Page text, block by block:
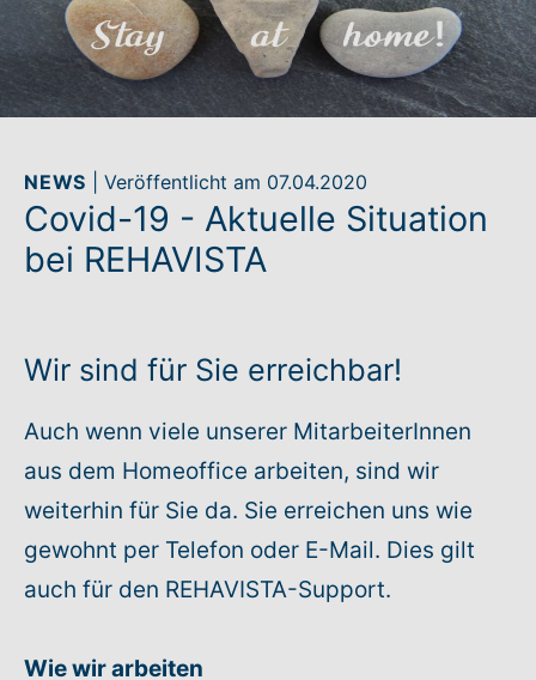
UK Infothek
Produkte
Rundum-Service
Aktuelles
Hilfe + Kontakt
Newsletter
Anmelden
NEWS | Veröffentlicht am 07.04.2020
Covid-19 - Aktuelle Situation
bei REHAVISTA
Wir sind für Sie erreichbar!
Auch wenn viele unserer MitarbeiterInnen
aus dem Homeoffice arbeiten, sind wir
weiterhin für Sie da. Sie erreichen uns wie
gewohnt per Telefon oder E-Mail. Dies gilt
auch für den REHAVISTA-Support.
Wie wir arbeiten